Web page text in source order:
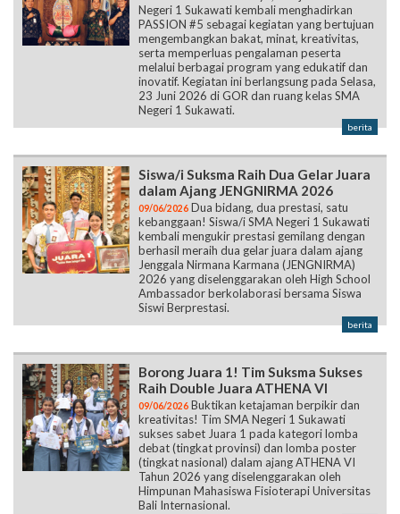
Negeri 1 Sukawati kembali menghadirkan
PASSION #5 sebagai kegiatan yang bertujuan
mengembangkan bakat, minat, kreativitas,
serta memperluas pengalaman peserta
melalui berbagai program yang edukatif dan
inovatif. Kegiatan ini berlangsung pada Selasa,
23 Juni 2026 di GOR dan ruang kelas SMA
Negeri 1 Sukawati.
berita
Siswa/i Suksma Raih Dua Gelar Juara
dalam Ajang JENGNIRMA 2026
09/06/2026 Dua bidang, dua prestasi, satu
kebanggaan! Siswa/i SMA Negeri 1 Sukawati
kembali mengukir prestasi gemilang dengan
berhasil meraih dua gelar juara dalam ajang
Jenggala Nirmana Karmana (JENGNIRMA)
2026 yang diselenggarakan oleh High School
Ambassador berkolaborasi bersama Siswa
Siswi Berprestasi.
berita
Borong Juara 1! Tim Suksma Sukses
Raih Double Juara ATHENA VI
09/06/2026 Buktikan ketajaman berpikir dan
kreativitas! Tim SMA Negeri 1 Sukawati
sukses sabet Juara 1 pada kategori lomba
debat (tingkat provinsi) dan lomba poster
(tingkat nasional) dalam ajang ATHENA VI
Tahun 2026 yang diselenggarakan oleh
Himpunan Mahasiswa Fisioterapi Universitas
Bali Internasional.